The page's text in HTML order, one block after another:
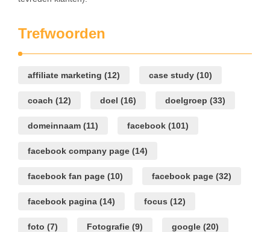
Trefwoorden
affiliate marketing (12) case study (10)
coach (12) doel (16) doelgroep (33)
domeinnaam (11) facebook (101)
facebook company page (14)
facebook fan page (10) facebook page (32)
facebook pagina (14) focus (12)
foto (7) Fotografie (9) google (20)